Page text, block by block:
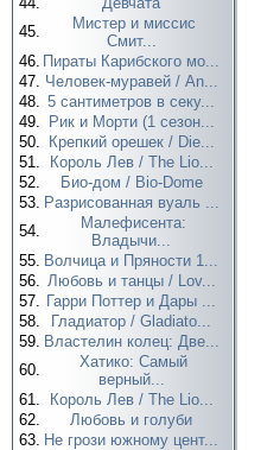
45.
Мистер и миссис
Смит...
46. Пираты Карибского мо...
47. Человек-муравей / An...
48. 5 сантиметров в секу...
49.
Рик и Морти (1 сезон...
50.
Крепкий орешек / Die...
51.
Король Лев / The Lio...
52.
Био-дом / Bio-Dome
53. Разрисованная вуаль ...
54.
Малефисента:
Владычи...
55. Волчица и Пряности 1...
56. Любовь и танцы / Lov...
57. Гарри Поттер и Дары ...
58.
Гладиатор / Gladiato...
59. Властелин колец: Две...
60.
Хатико: Самый
верный...
61.
Король Лев / The Lio...
62.
Любовь и голуби
63. Не грози южному цент...